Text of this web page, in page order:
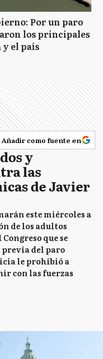
Por un paro
los principales
el país
Añadir como fuente en
y
las
de Javier
este miércoles a
de los adultos
que se
previa del paro
le prohibió a
con las fuerzas